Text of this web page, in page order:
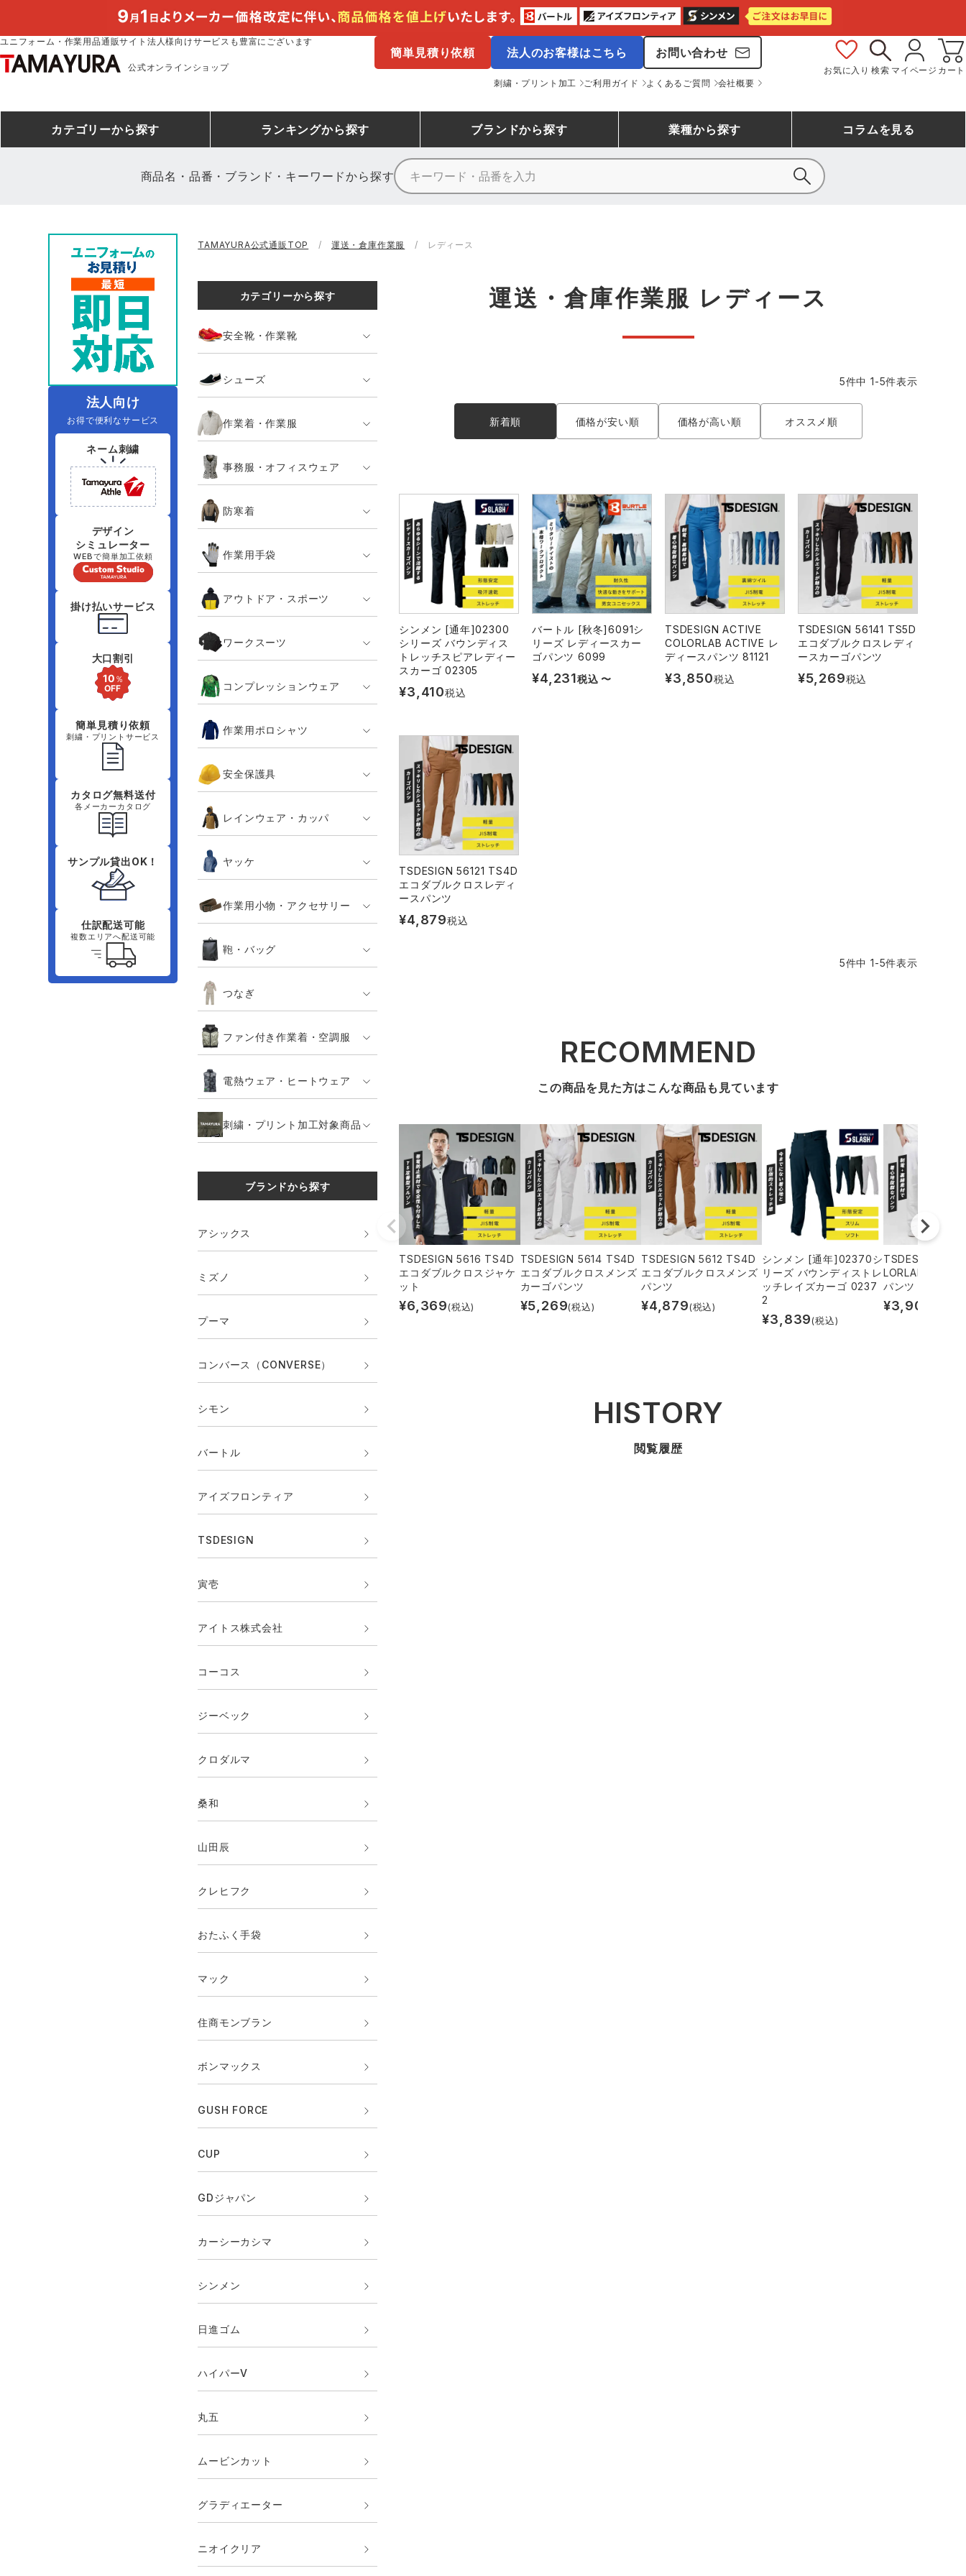
ユニフォーム・作業用品通販サイト法人様向けサービスも豊富にございます
公式オンラインショップ
簡単見積り依頼 法人のお客様はこちら お問い合わせ
刺繍・プリント加工 ご利用ガイド よくあるご質問 会社概要
お気に入り 検索 マイページ カート
カテゴリーから探す
防寒着
コンプレッションウェア 作業用ポロシャツ 安全保護具 レインウェア・カッパ
ヤッケ 作業用小物・アクセサリー類
ファン付きウェア（空調服シリー
ズ）
電熱ウェア・ヒートウェア
ランキングから探す
ミズノ安全靴ランキング
空調服ランキング コンプレッションウェアランキング 作業用ポロシャツランキング 作業用手袋ランキング
レインウェアランキング アイズフロンティア ランキング
アイトス ランキング ジーベック ランキング
ニット
防寒
カジュアル
ブランドから探す
アイズフロンティア
クロダルマ 桑和 山田辰 クレヒフク おたふく手袋 マック
住商モンブラン ボンマックス GUSH FORCE
シンメン 日進ゴム ハイパーV
タカヤ商事 エアークラフト 自重堂 サーヴォ セロリー 大阪支店
アタックベース サンエス 中塚被服
藤井電工 福山ゴム工業
ビッグボーン商事株式会
社
業種から探す
農作業服
DIY・日曜大工作業服 飲食店ユニフォーム 運送・倉庫作業服 清掃・ビルメンテ作業服
夜間・高視認性安全服 医療白衣・介護服
コラムを見る
商品名・品番・ブランド・キーワードから探す
TAMAYURA公式通販TOP 運送・倉庫作業服 レディース
カテゴリーから探す
安全靴・作業靴
シューズ
作業着・作業服
事務服・オフィスウェア
防寒着
作業用手袋
アウトドア・スポーツ
ワークスーツ
コンプレッションウェア
作業用ポロシャツ
安全保護具
レインウェア・カッパ
ヤッケ
作業用小物・アクセサリー
鞄・バッグ
つなぎ
ファン付き作業着・空調服
電熱ウェア・ヒートウェア
刺繍・プリント加工対象商品
ブランドから探す
アシックス
ミズノ
プーマ
コンバース（CONVERSE）
シモン
バートル
アイズフロンティア
TSDESIGN
寅壱
アイトス株式会社
コーコス
ジーベック
クロダルマ
桑和
山田辰
クレヒフク
おたふく手袋
マック
住商モンブラン
ボンマックス
GUSH FORCE
CUP
GDジャパン
カーシーカシマ
シンメン
日進ゴム
ハイパーV
丸五
ムービンカット
グラディエーター
ニオイクリア
運送・倉庫作業服 レディース
新着順 価格が安い順 価格が高い順 オススメ順
5件中 1-5件表示
シンメン [通年]02300
シリーズ バウンディス
トレッチスピアレディー
スカーゴ 02305
¥3,410税込
バートル [秋冬]6091シ
リーズ レディースカー
ゴパンツ 6099
¥4,231税込 〜
TSDESIGN ACTIVE
COLORLAB ACTIVE レ
ディースパンツ 81121
¥3,850税込
TSDESIGN 56141 TS5D
エコダブルクロスレディ
ースカーゴパンツ
¥5,269税込
TSDESIGN 56121 TS4D
エコダブルクロスレディ
ースパンツ
¥4,879税込
5件中 1-5件表示
RECOMMEND
この商品を見た方はこんな商品も見ています
TSDESIGN 5616 TS4D
エコダブルクロスジャケ
ット
¥6,369(税込)
TSDESIGN 5614 TS4D
エコダブルクロスメンズ
カーゴパンツ
¥5,269(税込)
TSDESIGN 5612 TS4D
エコダブルクロスメンズ
パンツ
¥4,879(税込)
シンメン [通年]02370シ
リーズ バウンディストレ
ッチレイズカーゴ 0237
2
¥3,839(税込)
TSDESIGN
LORLAB
パンツ 8112
¥3,903
HISTORY
閲覧履歴
法人向け
お得で便利なサービス
ネーム刺繍
デザイン
シミュレーター
WEBで簡単加工依頼
掛け払いサービス
大口割引
簡単見積り依頼
刺繍・プリントサービス
カタログ無料送付
各メーカーカタログ
サンプル貸出OK！
仕訳配送可能
複数エリアへ配送可能